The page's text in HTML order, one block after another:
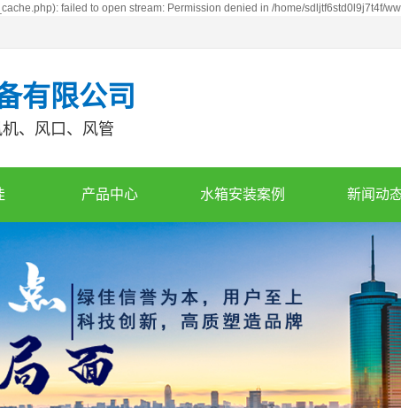
failed to open stream: Permission denied in /home/sdljtf6std0l9j7t4f/
有限公司
、风口、风管
产品中心
水箱系列
阀门系列
新风机组
风管系列
水箱安装案例 新闻动
水箱资讯
行业新闻
最新资讯